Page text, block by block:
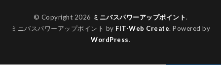
© Copyright 2026 ミニバスパワーアップポイント.
ミニバスパワーアップポイント by FIT-Web Create. Powered by
WordPress.